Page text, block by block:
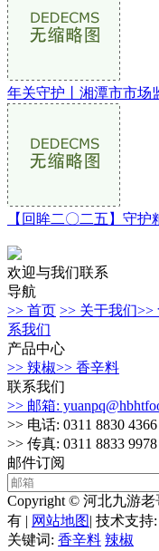
年关守护丨湘潭市市场
【回眸二〇二五】守
欢迎与我们联系
导航
>> 首页 >> 关于我们>>
系我们
产品中心
>> 辣椒>> 香辛料
联系我们
>> 邮箱:
>> 电话: 0311 8830 4366
>> 传真: 0311 8833 9978
邮件订阅
Copyright © 河北九游
有 | 网站地图| 技术支持:
关键词: 香辛料 辣椒